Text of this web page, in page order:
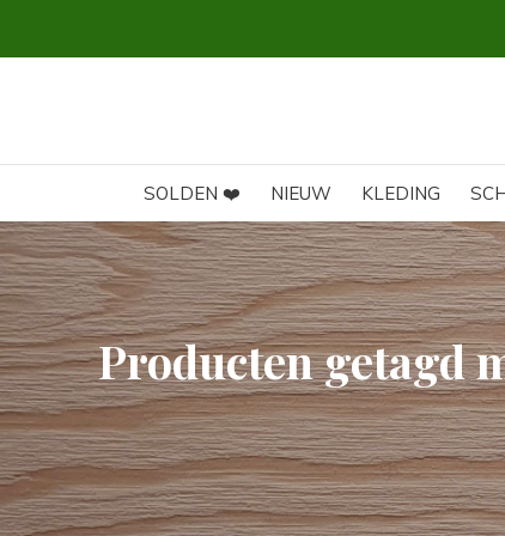
SOLDEN ❤️ NIEUW KLEDING
Producten getagd